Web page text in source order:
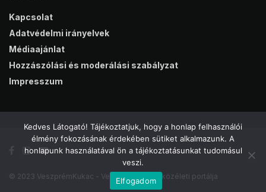
Kapcsolat
Adatvédelmi irányelvek
Médiaajánlat
Hozzászólási és moderálási szabályzat
Impresszum
© 2023 VeszprémKukac - Veszprém online közéleti portálja
Kedves Látogató! Tájékoztatjuk, hogy a honlap felhasználói
élmény fokozásának érdekében sütiket alkalmazunk. A
honlapunk használatával ön a tájékoztatásunkat tudomásul
veszi.
Elfogadom